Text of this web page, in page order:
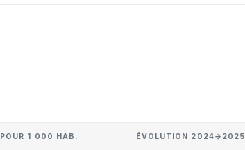
POUR 1 000 HAB. ÉVOLUTION 2024→2025